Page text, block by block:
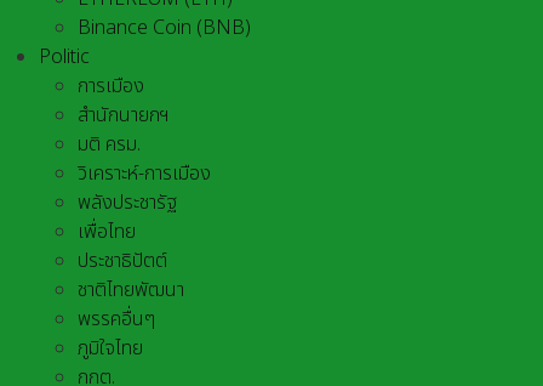
Binance Coin (BNB)
Politic
การเมือง
สำนักนายกฯ
มติ ครม.
วิเคราะห์-การเมือง
พลังประชารัฐ
เพื่อไทย
ประชาธิปัตต์
ชาติไทยพัฒนา
พรรคอื่นๆ
ภูมิใจไทย
กกต.